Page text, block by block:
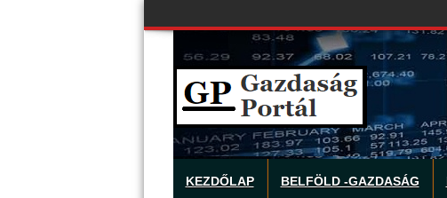
KEZDŐLAP BELFÖLD -GAZDASÁG